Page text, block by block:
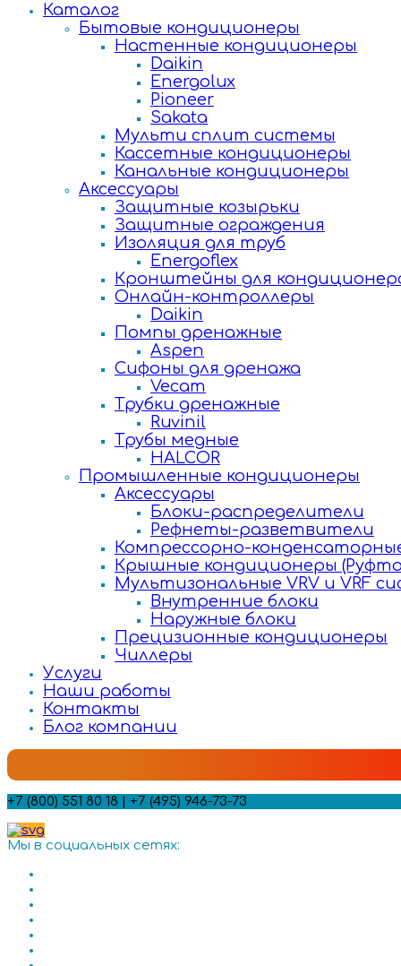
Каталог
Бытовые кондиционеры
Настенные кондиционеры
Daikin
Energolux
Pioneer
Sakata
Мульти сплит системы
Кассетные кондиционеры
Канальные кондиционеры
Аксессуары
Защитные козырьки
Защитные ограждения
Изоляция для труб
Energoflex
Кронштейны для
Онлайн-контроллеры
Daikin
Помпы дренажные
Aspen
Сифоны для дренажа
Vecam
Трубки дренажные
Ruvinil
Трубы медные
HALCOR
Промышленные кондиционеры
Аксессуары
Блоки-распределители
Рефнеты-разветвители
Компрессорно-
Крышные кондиционеры
Мультизональные VRV и VRF
Внутренние блоки
Наружные блоки
Прецизионные кондиционеры
Чиллеры
Услуги
Наши работы
Контакты
Блог компании
+7 (800) 551 80 18 | +7 (495) 946-73-73
Мы в социальных сетях: